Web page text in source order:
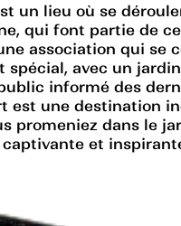
un lieu où se
qui font partie de
association qui se
spécial, avec un
informé des
est une destination
promeniez dans le
et